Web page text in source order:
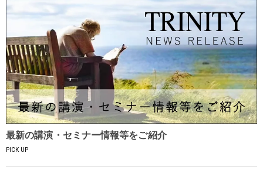
最新の講演・セミナー情報等をご紹介
PICK UP